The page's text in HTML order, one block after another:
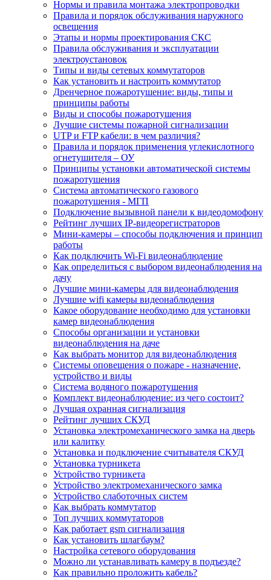
Нормы и правила монтажа электропроводки
Правила и порядок обслуживания наружного
освещения
Этапы и нормы проектирования СКС
Правила обслуживания и эксплуатации
электроустановок
Типы и виды сетевых коммутаторов
Как установить и настроить коммутатор
Дренчерное пожаротушение: виды, типы и
принципы работы
Виды и способы пожаротушения
Лучшие системы пожарной сигнализации
UTP и FTP кабели: в чем различия?
Правила и порядок применения углекислотного
огнетушителя – ОУ
Принципы установки автоматической системы
пожаротушения
Система автоматического газового
пожаротушения - МГП
Подключение вызывной панели к видеодомофону
Рейтинг лучших IP-видеорегистраторов
Мини-камеры – способы подключения и принцип
работы
Как подключить Wi-Fi видеонаблюдение
Как определиться с выбором видеонаблюдения на
дачу
Лучшие мини-камеры для видеонаблюдения
Лучшие wifi камеры видеонаблюдения
Какое оборудование необходимо для установки
камер видеонаблюдения
Способы организации и установки
видеонаблюдения на даче
Как выбрать монитор для видеонаблюдения
Системы оповещения о пожаре - назначение,
устройство и виды
Система водяного пожаротушения
Комплект видеонаблюдение: из чего состоит?
Лучшая охранная сигнализация
Рейтинг лучших СКУД
Установка электромеханического замка на дверь
или калитку
Установка и подключение считывателя СКУД
Установка турникета
Устройство турникета
Устройство электромеханического замка
Устройство слаботочных систем
Как выбрать коммутатор
Топ лучших коммутаторов
Как работает gsm сигнализация
Как установить шлагбаум?
Настройка сетевого оборудования
Можно ли устанавливать камеру в подъезде?
Как правильно проложить кабель?